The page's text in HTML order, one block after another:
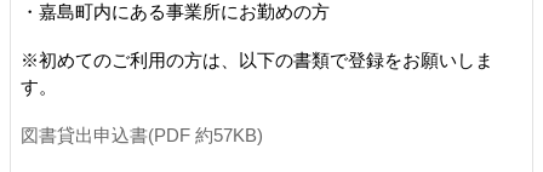
・嘉島町内にある事業所にお勤めの方
※初めてのご利用の方は、以下の書類で登録をお願いしま
す。
図書貸出申込書(PDF 約57KB)